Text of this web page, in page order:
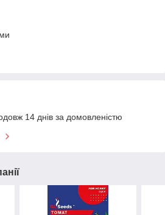
14 днів за домовленістю